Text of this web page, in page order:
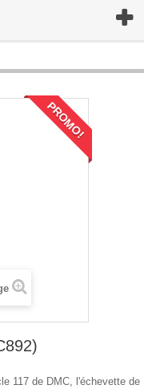
PROMO!
117 de DMC, l'échevette de